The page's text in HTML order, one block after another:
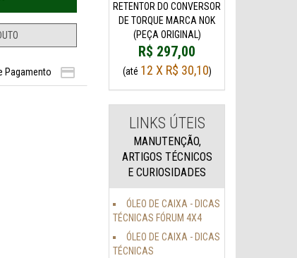
Pagamento 
RETENTOR DO CONVERSOR
DE TORQUE MARCA NOK
(PEÇA ORIGINAL)
R$ 297,00
(até 12 X R$ 30,10)
LINKS ÚTEIS
MANUTENÇÃO,
ARTIGOS TÉCNICOS
E CURIOSIDADES
ÓLEO DE CAIXA - DICAS
TÉCNICAS FÓRUM 4X4
ÓLEO DE CAIXA - DICAS
TÉCNICAS